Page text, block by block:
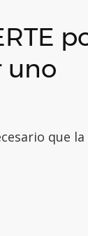
uno
que la